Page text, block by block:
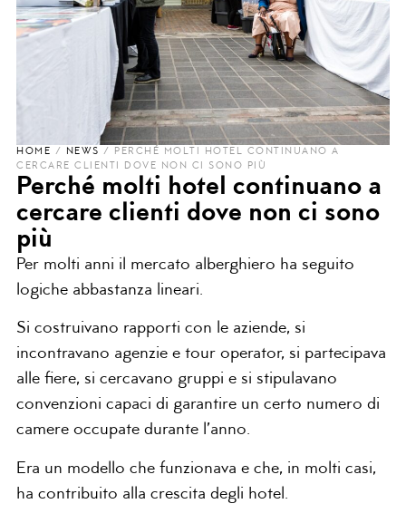
HOME / NEWS / PERCHÉ MOLTI HOTEL CONTINUANO A
CERCARE CLIENTI DOVE NON CI SONO PIÙ
Perché molti hotel continuano a
cercare clienti dove non ci sono
più
Per molti anni il mercato alberghiero ha seguito
logiche abbastanza lineari.
Si costruivano rapporti con le aziende, si
incontravano agenzie e tour operator, si partecipava
alle fiere, si cercavano gruppi e si stipulavano
convenzioni capaci di garantire un certo numero di
camere occupate durante l’anno.
Era un modello che funzionava e che, in molti casi,
ha contribuito alla crescita degli hotel.